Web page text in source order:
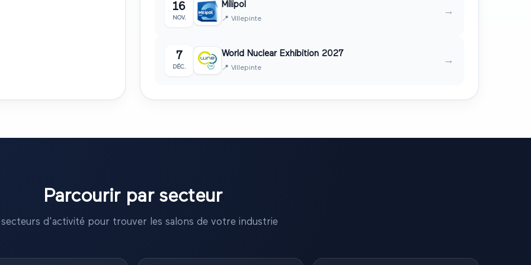
16
NOV.
Milipol
📍 Villepinte
→
7
DÉC.
World Nuclear Exhibition 2027
📍 Villepinte
→
Parcourir par secteur
d'activité pour trouver les salons de votre industrie